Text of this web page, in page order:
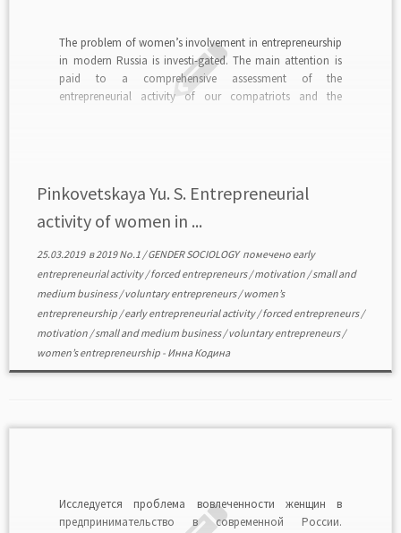
The problem of women’s involvement in entrepreneurship
in modern Russia is investi-gated. The main attention is
paid to a comprehensive assessment of the
entrepreneurial activity of our compatriots and the
Pinkovetskaya Yu. S. Entrepreneurial
activity of women in ...
25.03.2019в2019 No.1 /GENDER SOCIOLOGYпомечено early
entrepreneurial activity/forced entrepreneurs/motivation /small and
medium business/voluntary entrepreneurs/women’s
entrepreneurship /early entrepreneurial activity/forced entrepreneurs/
motivation /small and medium business/voluntary entrepreneurs/
women’s entrepreneurship - Инна Кодина
Исследуется проблема вовлеченности женщин в
предпринимательство в современной России.